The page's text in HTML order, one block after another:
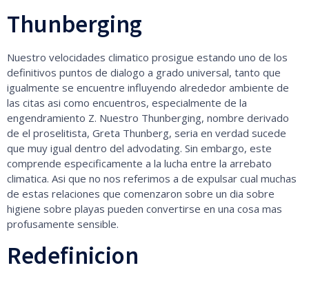
Thunberging
Nuestro velocidades climatico prosigue estando uno de los
definitivos puntos de dialogo a grado universal, tanto que
igualmente se encuentre influyendo alrededor ambiente de
las citas asi como encuentros, especialmente de la
engendramiento Z. Nuestro Thunberging, nombre derivado
de el proselitista, Greta Thunberg, seria en verdad sucede
que muy igual dentro del advodating. Sin embargo, este
comprende especificamente a la lucha entre la arrebato
climatica. Asi que no nos referimos a de expulsar cual muchas
de estas relaciones que comenzaron sobre un dia sobre
higiene sobre playas pueden convertirse en una cosa mas
profusamente sensible.
Redefinicion